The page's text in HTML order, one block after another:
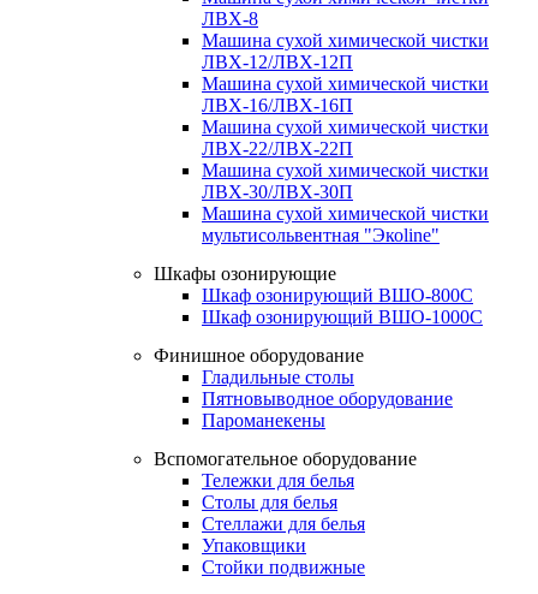
ЛВХ-8
Машина сухой химической чистки
ЛВХ-12/ЛВХ-12П
Машина сухой химической чистки
ЛВХ-16/ЛВХ-16П
Машина сухой химической чистки
ЛВХ-22/ЛВХ-22П
Машина сухой химической чистки
ЛВХ-30/ЛВХ-30П
Машина сухой химической чистки
мультисольвентная "Экоline"
Шкафы озонирующие
Шкаф озонирующий ВШО-800С
Шкаф озонирующий ВШО-1000С
Финишное оборудование
Гладильные столы
Пятновыводное оборудование
Пароманекены
Вспомогательное оборудование
Тележки для белья
Столы для белья
Стеллажи для белья
Упаковщики
Стойки подвижные